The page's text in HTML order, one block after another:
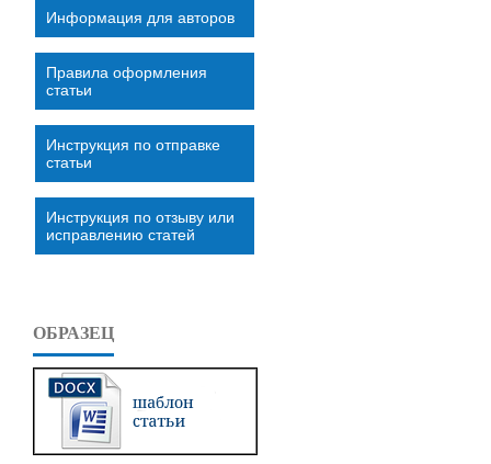
Информация для авторов
Правила оформления
статьи
Инструкция по отправке
статьи
Инструкция по отзыву или
исправлению статей
ОБРАЗЕЦ